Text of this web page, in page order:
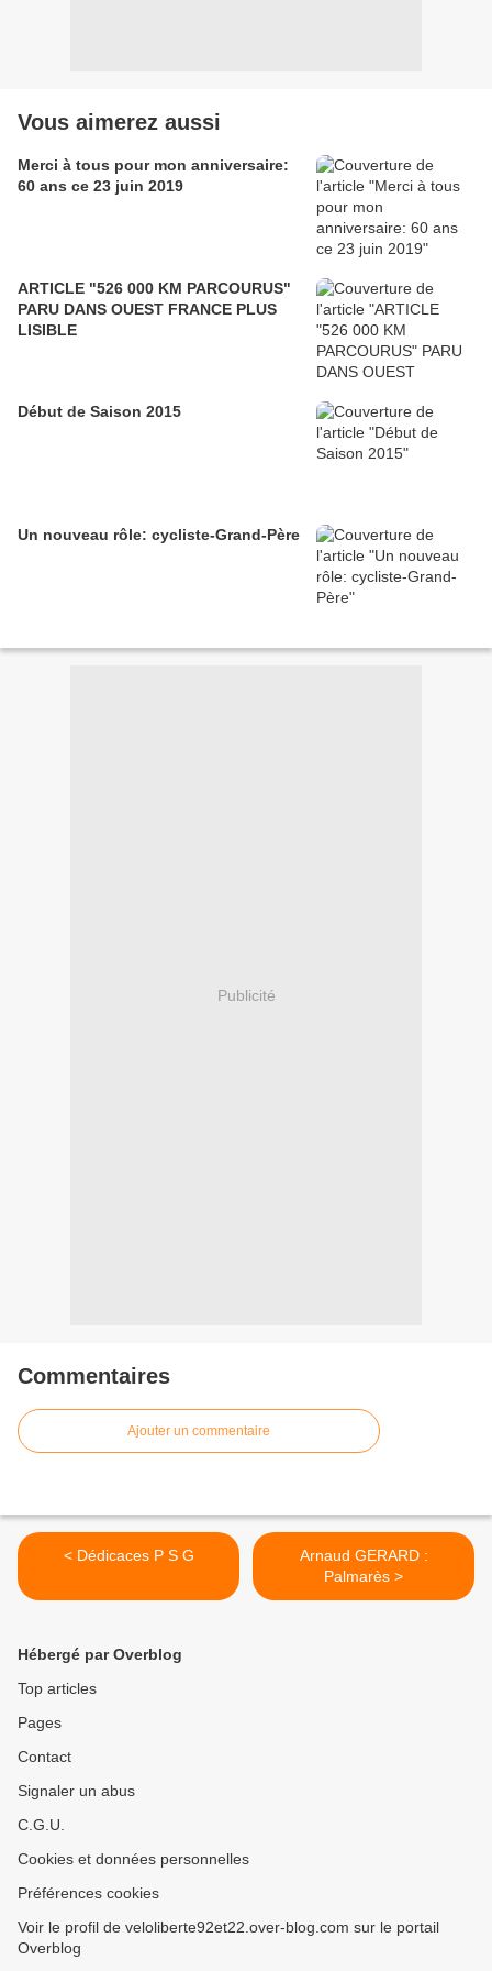
Vous aimerez aussi
Merci à tous pour mon anniversaire:
60 ans ce 23 juin 2019
ARTICLE "526 000 KM PARCOURUS"
PARU DANS OUEST FRANCE PLUS
LISIBLE
Début de Saison 2015
Un nouveau rôle: cycliste-Grand-Père
Publicité
Commentaires
Ajouter un commentaire
< Dédicaces P S G
Arnaud GERARD :
Palmarès >
Hébergé par Overblog
Top articles
Pages
Contact
Signaler un abus
C.G.U.
Cookies et données personnelles
Préférences cookies
Voir le profil de veloliberte92et22.over-blog.com sur le portail
Overblog